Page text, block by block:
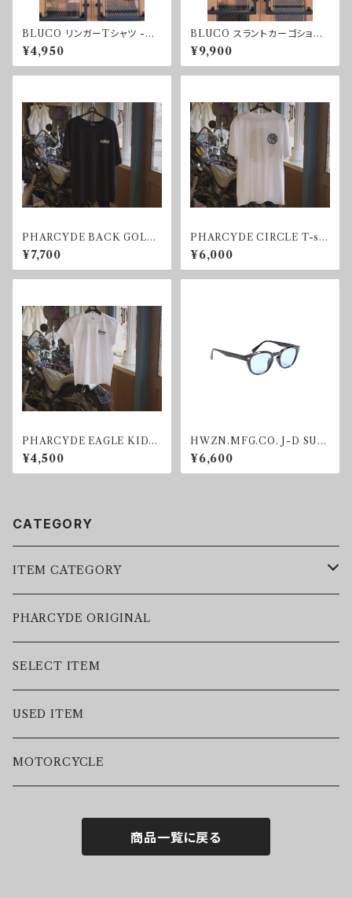
BLUCO リンガーTシャツ -HE
X PATCH-
¥4,950
BLUCO スラントカーゴショー
ツ
¥9,900
PHARCYDE BACK GOLD
T-shirt
¥7,700
PHARCYDE CIRCLE T-shi
rt
¥6,000
PHARCYDE EAGLE KIDS
T-shirt
¥4,500
HWZN.MFG.CO. J-D SUN
GLASS BLUE
¥6,600
CATEGORY
ITEM CATEGORY
LEATHER JACKET
JACKET
VEST
SWEAT
PHARCYDE ORIGINAL
SELECT ITEM
USED ITEM
MOTORCYCLE
商品一覧に戻る